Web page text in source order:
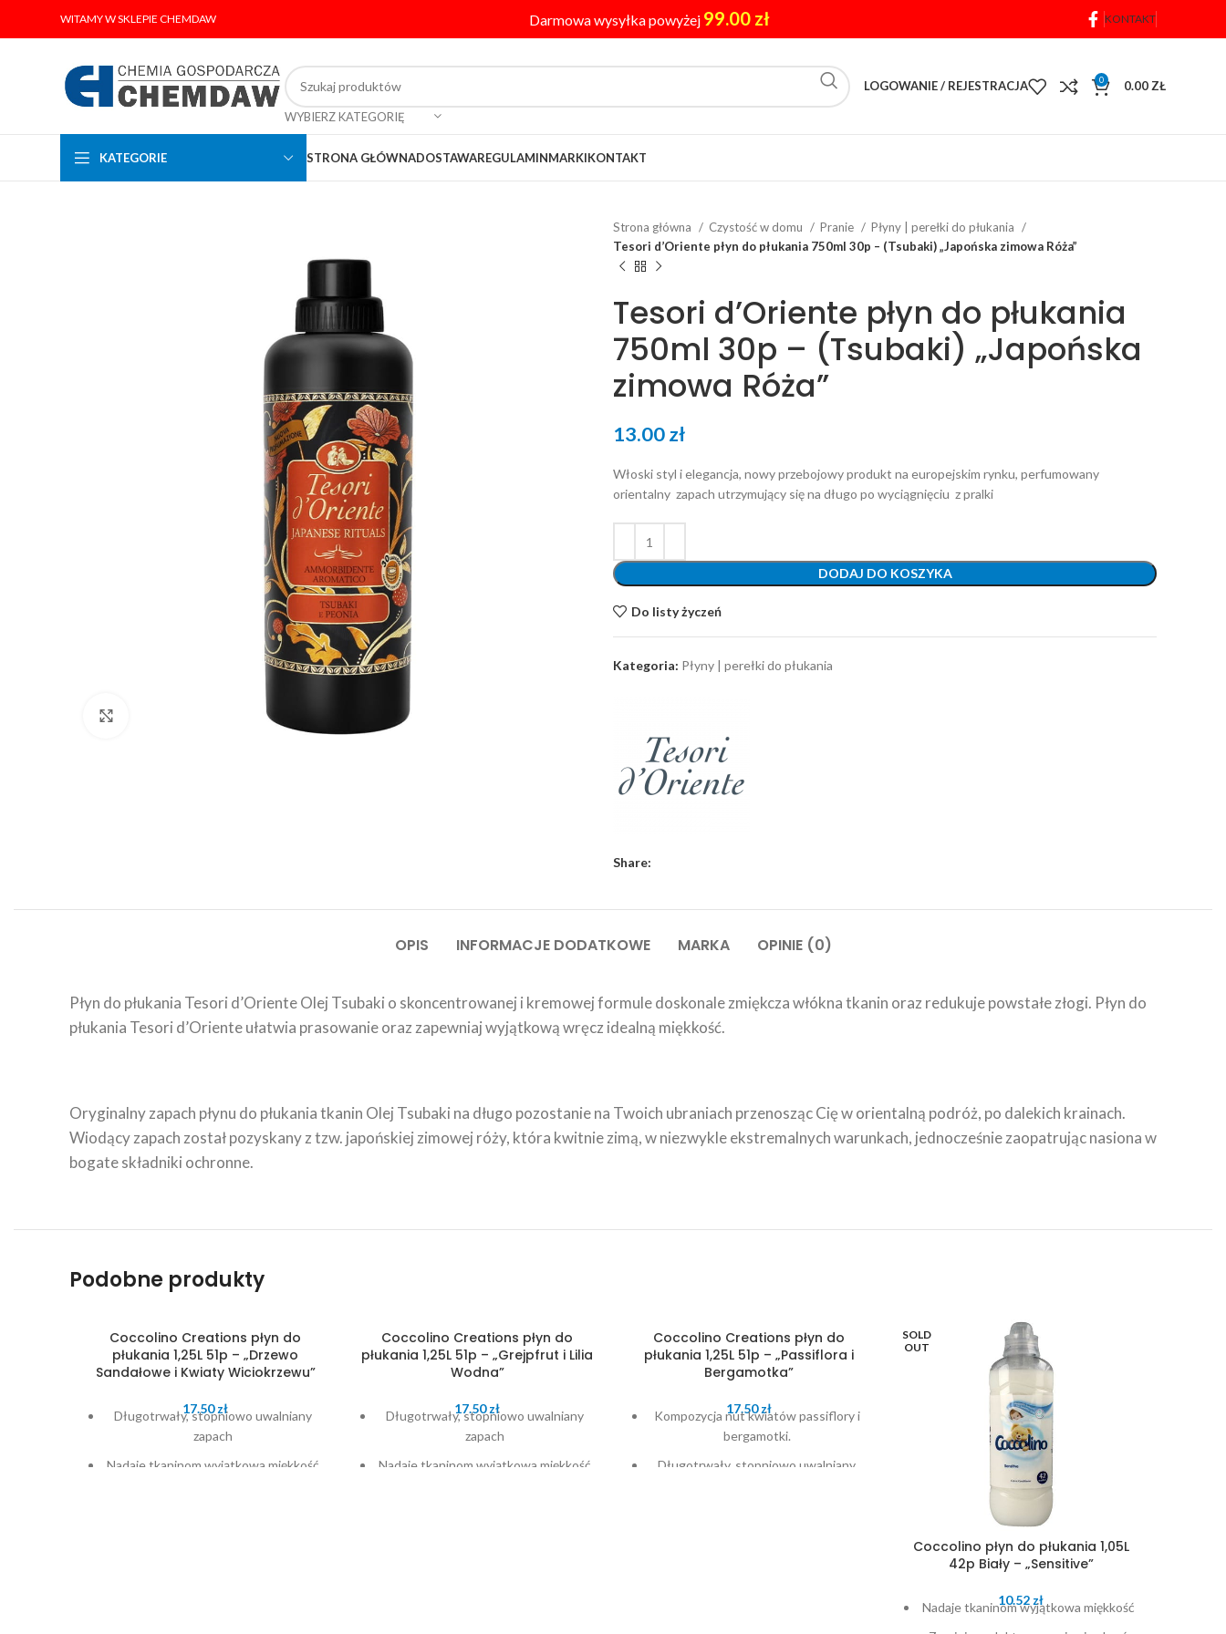
WITAMY W SKLEPIE CHEMDAW Darmowa wysyłka powyżej 99.00 zł KONTAKT
WYBIERZ KATEGORIĘ
LOGOWANIE / REJESTRACJA 0 0.00 ZŁ
KATEGORIE STRONA GŁÓWNADOSTAWAREGULAMINMARKIKONTAKT
Strona główna Czystość w domu Pranie
Płyny | perełki do płukania
Tesori d’Oriente płyn do płukania 750ml 30p – (Tsubaki) „Japońska zimowa Róża”
Tesori d’Oriente płyn do płukania
750ml 30p – (Tsubaki) „Japońska
zimowa Róża”
13.00zł
Włoski styl i elegancja, nowy przebojowy produkt na europejskim rynku, perfumowany
orientalny zapach utrzymujący się na długo po wyciągnięciu z pralki
DODAJ DO KOSZYKA
Do listy życzeń
Kategoria: Płyny | perełki do płukania
Share:
OPIS INFORMACJE DODATKOWE MARKA OPINIE (0)
Płyn do płukania Tesori d’Oriente Olej Tsubaki o skoncentrowanej i kremowej formule doskonale zmiękcza włókna tkanin oraz redukuje powstałe złogi. Płyn do
płukania Tesori d’Oriente ułatwia prasowanie oraz zapewniaj wyjątkową wręcz idealną miękkość.
Oryginalny zapach płynu do płukania tkanin Olej Tsubaki na długo pozostanie na Twoich ubraniach przenosząc Cię w orientalną podróż, po dalekich krainach.
Wiodący zapach został pozyskany z tzw. japońskiej zimowej róży, która kwitnie zimą, w niezwykle ekstremalnych warunkach, jednocześnie zaopatrując nasiona w
bogate składniki ochronne.
Podobne produkty
Coccolino Creations płyn do
płukania 1,25L 51p – „Drzewo
Sandałowe i Kwiaty Wiciokrzewu”
17.50zł
Długotrwały, stopniowo uwalniany
zapach
Nadaje tkaninom wyjątkowa miękkość
Coccolino Creations płyn do
płukania 1,25L 51p – „Grejpfrut i Lilia
Wodna”
17.50zł
Długotrwały, stopniowo uwalniany
zapach
Nadaje tkaninom wyjątkowa miękkość
Coccolino Creations płyn do
płukania 1,25L 51p – „Passiflora i
Bergamotka”
17.50zł
Kompozycja nut kwiatów passiflory i
bergamotki.
Długotrwały, stopniowo uwalniany
SOLD
OUT
Coccolino płyn do płukania 1,05L
42p Biały – „Sensitive”
10.52 zł
Nadaje tkaninom wyjątkowa miękkość